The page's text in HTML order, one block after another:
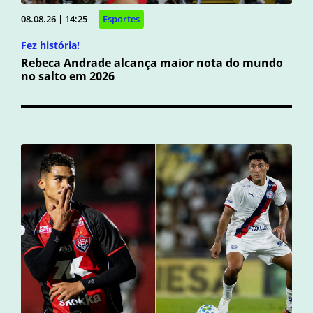
08.08.26 | 14:25 Esportes
Fez história!
Rebeca Andrade alcança maior nota do mundo
no salto em 2026